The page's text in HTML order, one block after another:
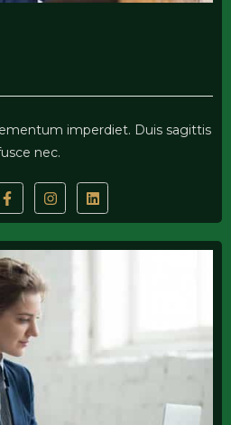
imperdiet. Duis sagittis
nec.